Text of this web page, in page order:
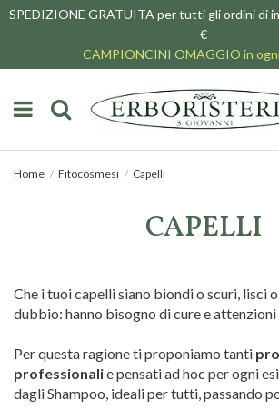
SPEDIZIONE GRATUITA per tutti gli ordini di
€
CAMPIONCINI OMAGGIO in
Home Fitocosmesi Capelli
CAPELLI
Che i tuoi capelli siano biondi o scuri, lisci
dubbio: hanno bisogno di cure e
Per questa ragione ti proponiamo tanti
professionalie pensati ad hoc per ogni
dagli Shampoo, ideali per tutti, passando